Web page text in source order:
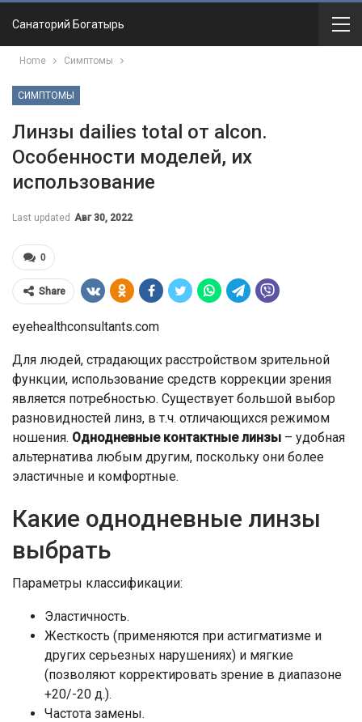
Санаторий Богатырь
Home Симптомы
СИМПТОМЫ
Линзы dailies total от alcon.
Особенности моделей, их
использование
Last updated Авг 30, 2022
0
Share
eyehealthconsultants.com
Для людей, страдающих расстройством зрительной
функции, использование средств коррекции зрения
является потребностью. Существует большой выбор
разновидностей линз, в т.ч. отличающихся режимом
ношения. Однодневные контактные линзы – удобная
альтернатива любым другим, поскольку они более
эластичные и комфортные.
Какие однодневные линзы
выбрать
Параметры классификации:
Эластичность.
Жесткость (применяются при астигматизме и
других серьезных нарушениях) и мягкие
(позволяют корректировать зрение в диапазоне
+20/-20 д.).
Частота замены.